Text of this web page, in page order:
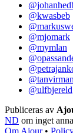
@kwasbeb
@mjomark
@mymlan
@ulfbjereld
Publiceras av
ND om inget